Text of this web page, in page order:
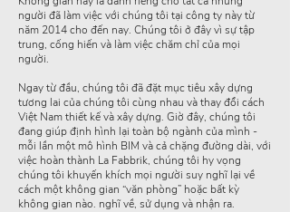
người đã làm việc với chúng tôi tại công ty này từ
năm 2014 cho đến nay. Chúng tôi ở đây vì sự tập
trung, cống hiến và làm việc chăm chỉ của mọi
người.
Ngay từ đầu, chúng tôi đã đặt mục tiêu xây dựng
tương lai của chúng tôi cùng nhau và thay đổi cách
Việt Nam thiết kế và xây dựng. Giờ đây, chúng tôi
đang giúp định hình lại toàn bộ ngành của mình -
mỗi lần một mô hình BIM và cả chặng đường dài, với
việc hoàn thành La Fabbrik, chúng tôi hy vọng
chúng tôi khuyến khích mọi người suy nghĩ lại về
cách một không gian “văn phòng” hoặc bất kỳ
không gian nào. nghĩ về, sử dụng và nhận ra.